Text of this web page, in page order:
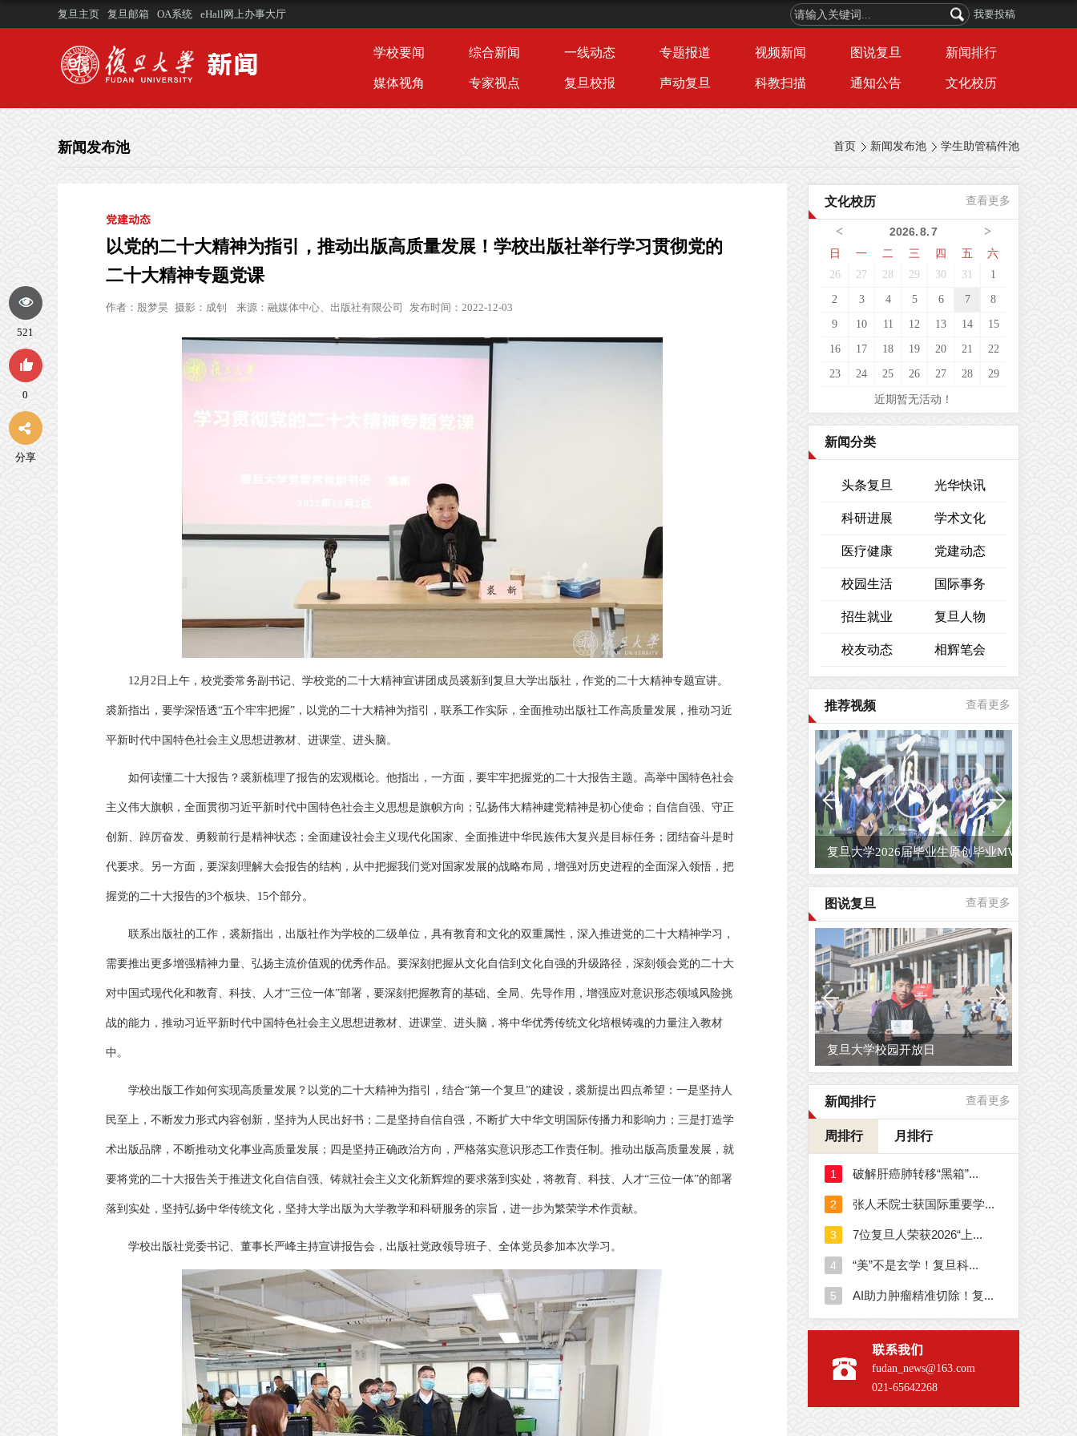
复旦主页 复旦邮箱 OA系统 eHall网上办事大厅 我要投稿
学校要闻 综合新闻 一线动态 专题报道 视频新闻 图说复旦 新闻排行
媒体视角 专家视点 复旦校报 声动复旦 科教扫描 通知公告 文化校历
首页 新闻发布池 学生助管稿件池
新闻发布池
党建动态
以党的二十大精神为指引，推动出版高质量发展！学校出版社举行学习贯彻党的
二十大精神专题党课
作者： 殷梦昊 摄影： 成钊 来源： 融媒体中心、出版社有限公司 发布时间：2022-12-03
12月2日上午，校党委常务副书记、学校党的二十大精神宣讲团成员裘新到复旦大学出版社，作党的二十大精神专题宣讲。
裘新指出，要学深悟透“五个牢牢把握”，以党的二十大精神为指引，联系工作实际，全面推动出版社工作高质量发展，推动习近
平新时代中国特色社会主义思想进教材、进课堂、进头脑。
如何读懂二十大报告？裘新梳理了报告的宏观概论。他指出，一方面，要牢牢把握党的二十大报告主题。高举中国特色社会
主义伟大旗帜，全面贯彻习近平新时代中国特色社会主义思想是旗帜方向；弘扬伟大精神建党精神是初心使命；自信自强、守正
创新、踔厉奋发、勇毅前行是精神状态；全面建设社会主义现代化国家、全面推进中华民族伟大复兴是目标任务；团结奋斗是时
代要求。另一方面，要深刻理解大会报告的结构，从中把握我们党对国家发展的战略布局，增强对历史进程的全面深入领悟，把
握党的二十大报告的3个板块、15个部分。
联系出版社的工作，裘新指出，出版社作为学校的二级单位，具有教育和文化的双重属性，深入推进党的二十大精神学习，
需要推出更多增强精神力量、弘扬主流价值观的优秀作品。要深刻把握从文化自信到文化自强的升级路径，深刻领会党的二十大
对中国式现代化和教育、科技、人才“三位一体”部署，要深刻把握教育的基础、全局、先导作用，增强应对意识形态领域风险挑
战的能力，推动习近平新时代中国特色社会主义思想进教材、进课堂、进头脑，将中华优秀传统文化培根铸魂的力量注入教材
中。
学校出版工作如何实现高质量发展？以党的二十大精神为指引，结合“第一个复旦”的建设，裘新提出四点希望：一是坚持人
民至上，不断发力形式内容创新，坚持为人民出好书；二是坚持自信自强，不断扩大中华文明国际传播力和影响力；三是打造学
术出版品牌，不断推动文化事业高质量发展；四是坚持正确政治方向，严格落实意识形态工作责任制。推动出版高质量发展，就
要将党的二十大报告关于推进文化自信自强、铸就社会主义文化新辉煌的要求落到实处，将教育、科技、人才“三位一体”的部署
落到实处，坚持弘扬中华传统文化，坚持大学出版为大学教学和科研服务的宗旨，进一步为繁荣学术作贡献。
学校出版社党委书记、董事长严峰主持宣讲报告会，出版社党政领导班子、全体党员参加本次学习。
521
0
分享
文化校历 查看更多
< >
2026.8.7
日
一 二 三 四 五 六
26 27 28 29 30 31 1
2 3 4 5 6 7 8
9 10 11 12 13 14 15
16 17 18 19 20 21 22
23 24 25 26 27 28 29
近期暂无活动！
新闻分类
头条复旦 光华快讯
科研进展 学术文化
医疗健康 党建动态
校园生活 国际事务
招生就业 复旦人物
校友动态 相辉笔会
推荐视频 查看更多
复旦大学2026届毕业生原创毕业MV...
图说复旦 查看更多
复旦大学校园开放日
新闻排行 查看更多
周排行 月排行
联系我们
fudan_news@163.com
021-65642268